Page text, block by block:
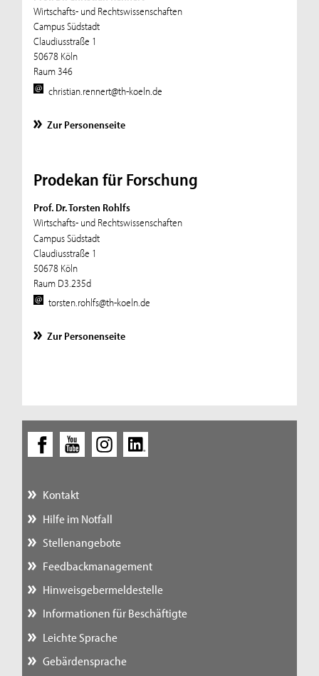
Wirtschafts- und Rechtswissenschaften
Campus Südstadt
Claudiusstraße 1
50678 Köln
Raum 346
christian.rennert@th-koeln.de
Zur Personenseite
Prodekan für Forschung
Prof. Dr. Torsten Rohlfs
Wirtschafts- und Rechtswissenschaften
Campus Südstadt
Claudiusstraße 1
50678 Köln
Raum D3.235d
torsten.rohlfs@th-koeln.de
Zur Personenseite
Kontakt
Hilfe im Notfall
Stellenangebote
Feedbackmanagement
Hinweisgebermeldestelle
Informationen für Beschäftigte
Leichte Sprache
Gebärdensprache